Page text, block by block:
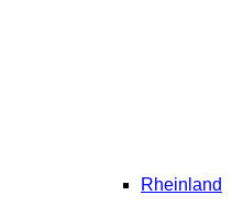
Rheinland